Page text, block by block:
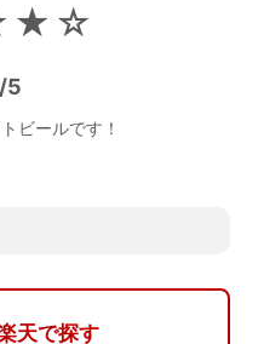
5
ビールです！
天で探す